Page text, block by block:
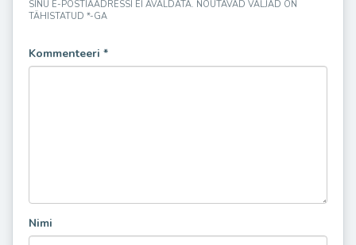
SINU E-POSTIAADRESSI EI AVALDATA. NÕUTAVAD VÄLJAD ON
TÄHISTATUD *-GA
Kommenteeri *
Nimi